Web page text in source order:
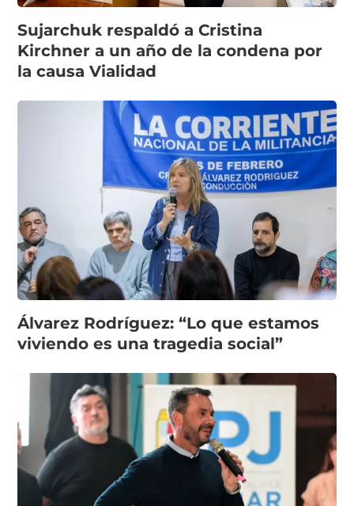
Sujarchuk respaldó a Cristina
Kirchner a un año de la condena por
la causa Vialidad
Álvarez Rodríguez: “Lo que estamos
viviendo es una tragedia social”